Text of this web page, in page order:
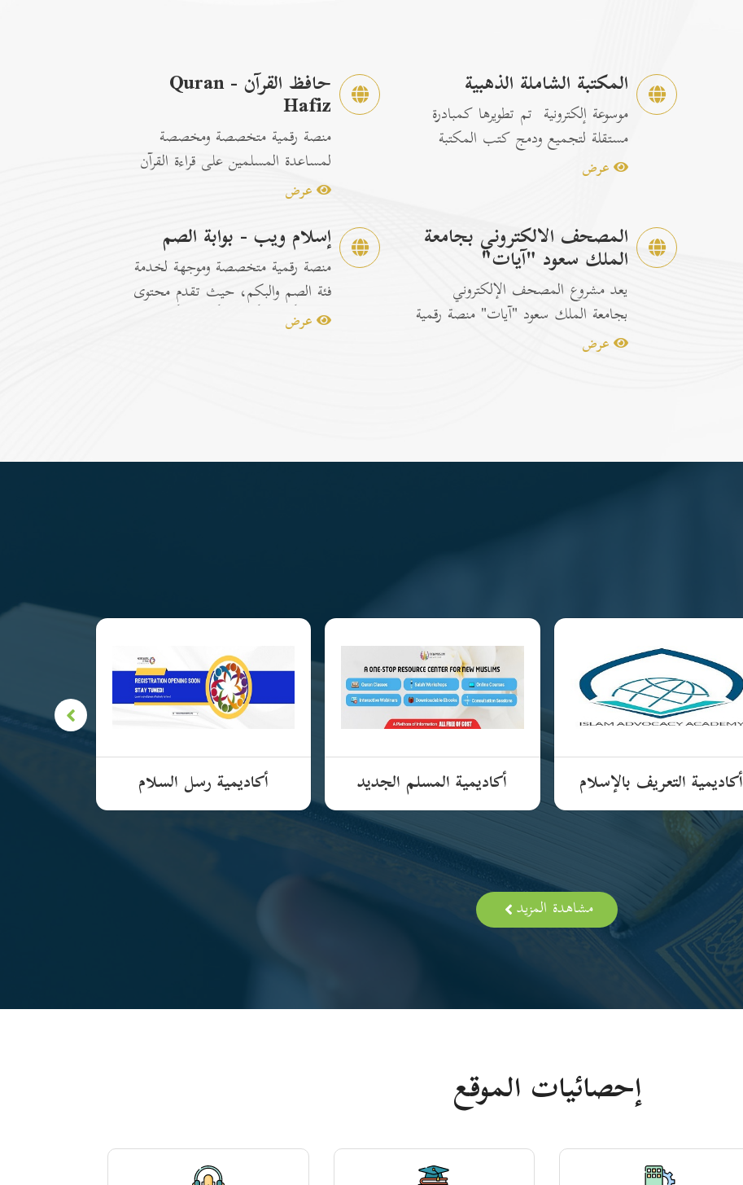
المكتبة الشاملة الذهبية
موسوعة إلكترونية تم تطويرها كمبادرة
مستقلة لتجميع ودمج كتب المكتبة
الشاملة الرسمية مع إصدارات...
عرض
حافظ القرآن - Quran
Hafiz
منصة رقمية متخصصة ومخصصة
لمساعدة المسلمين على قراءة القرآن
الكريم وتسهيل عمليات الحفظ
عرض
المصحف الالكتروني بجامعة
الملك سعود "آيات"
يعد مشروع المصحف الإلكتروني
بجامعة الملك سعود "آيات" منصة رقمية
متكاملة ومخصصة لتصفح وقراءة القرآن
عرض
إسلام ويب - بوابة الصم
منصة رقمية متخصصة وموجهة لخدمة
فئة الصم والبكم، حيث تقدم محتوى
إسلامياً وتوعوياً تفاعلياً مترجماً با...
عرض
أكاديمية التعريف بالإسلام أكاديمية المسلم الجديد أكاديمية رسل السلام
مشاهدة المزيد
إحصائيات الموقع